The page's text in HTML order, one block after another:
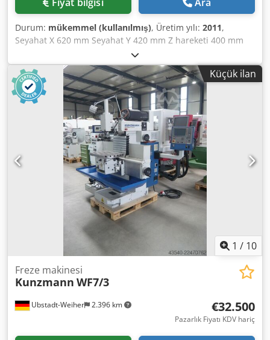
dikey başlığın katlanmasıyla çok kolay bir şekilde
yapılabilir. Raylar, merkezi yağlama sistemi aracılığıyla
düzenli olarak yağlanır. Kunzmann, mekanik ve elektrik
olarak tarafımızca kontrol edilmiştir. Kunzmann'ı yerinde
çalışır halde inceleme ve deneme imkanını değerlendirin.
Durum: mükemmel (kullanılmış), Üretim yılı: 2011,
Seyahat X 620 mm Seyahat Y 420 mm Z hareketi 400 mm
Masa ölçüsü 800 x 400 mm ISO 40 (DIN 69871A) Masa ile
mil burnu arasındaki mesafe 500 Mil hızları 4000/8000 rpm
Dcedpfx Aijwnbrdepok Matkap ucu stroğu: 80 mm Bilyalı
vidalar a. Akslar Hızlı geçişler X,Y,Z 5,5,4 (m/dak) Güç
KW 10,5 (13,7) Alet sıkıştırma: Hidrolik Boyutlar UxGxY
2.000x2.760x2.050 Ağırlık yaklaşık. 1900 kilo
Küçük ilan
1 / 10
Ubstadt-Weiher 2.396 km
Freze makinesi
Kunzmann WF7/3
€32.500
Pazarlık Fiyatı KDV hariç